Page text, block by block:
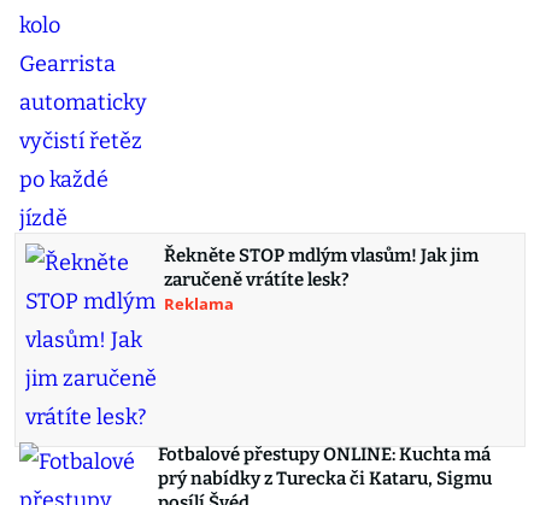
Řekněte STOP mdlým vlasům! Jak jim
zaručeně vrátíte lesk?
Reklama
Fotbalové přestupy ONLINE: Kuchta má
prý nabídky z Turecka či Kataru, Sigmu